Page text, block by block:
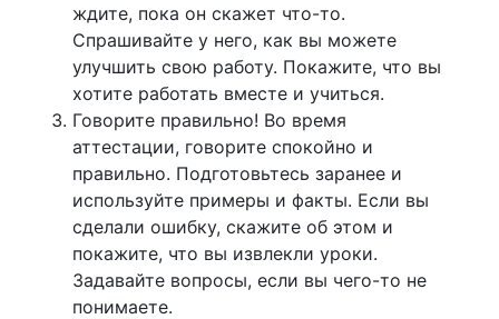
ждите, пока он скажет что-то.
Спрашивайте у него, как вы можете
улучшить свою работу. Покажите, что вы
хотите работать вместе и учиться.
Говорите правильно! Во время
аттестации, говорите спокойно и
правильно. Подготовьтесь заранее и
используйте примеры и факты. Если вы
сделали ошибку, скажите об этом и
покажите, что вы извлекли уроки.
Задавайте вопросы, если вы чего-то не
понимаете.